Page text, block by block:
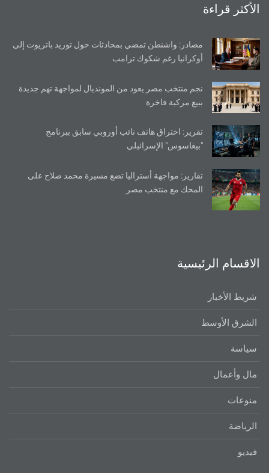
الأكثر قراءة
مصادر: واشنطن تمضي بمحادثات حول توريد باتريوت إلى
أوكرانيا رغم شكوك ترامب
نجم منتخب مصر يعود من المونديال لمواجهة تهم جديدة
ببيع مركبة فاخرة
تقرير: اختراق هاتف نائب أوروبي سابق ببرنامج
"بيغاسوس" الإسرائيلي
تقارير: مواجهة أستراليا تضع مسيرة محمد صلاح على
المحك مع منتخب مصر
الاقسام الرئيسية
شريط الأخبار
الشرق الأوسط
سياسة
مال وأعمال
منوعات
الرياضة
فيديو